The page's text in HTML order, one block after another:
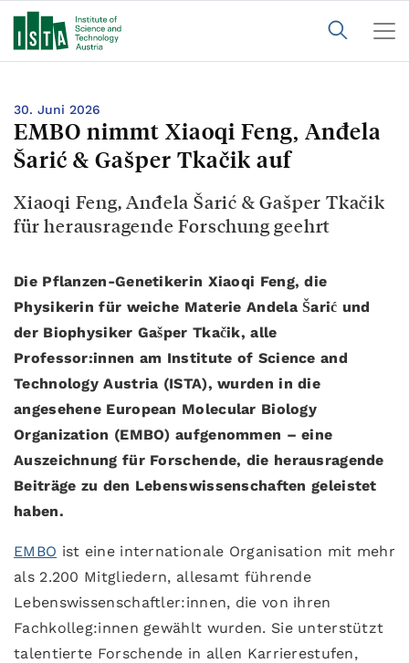
30. Juni 2026
EMBO nimmt Xiaoqi Feng, Anđela
Šarić & Gašper Tkačik auf
Xiaoqi Feng, Anđela Šarić & Gašper Tkačik
für herausragende Forschung geehrt
Die Pflanzen-Genetikerin Xiaoqi Feng, die
Physikerin für weiche Materie Andela Šarić und
der Biophysiker Gašper Tkačik, alle
Professor:innen am Institute of Science and
Technology Austria (ISTA), wurden in die
angesehene European Molecular Biology
Organization (EMBO) aufgenommen – eine
Auszeichnung für Forschende, die herausragende
Beiträge zu den Lebenswissenschaften geleistet
haben.
EMBO ist eine internationale Organisation mit mehr
als 2.200 Mitgliedern, allesamt führende
Lebenswissenschaftler:innen, die von ihren
Fachkolleg:innen gewählt wurden. Sie unterstützt
talentierte Forschende in allen Karrierestufen,